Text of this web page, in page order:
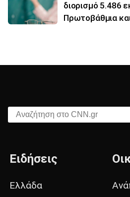
διορισμό 5.486
Πρωτοβάθμια
Αναζήτηση στο CNN.gr
Ειδήσεις
Ελλάδα